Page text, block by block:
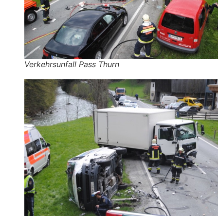
Verkehrsunfall Pass Thurn